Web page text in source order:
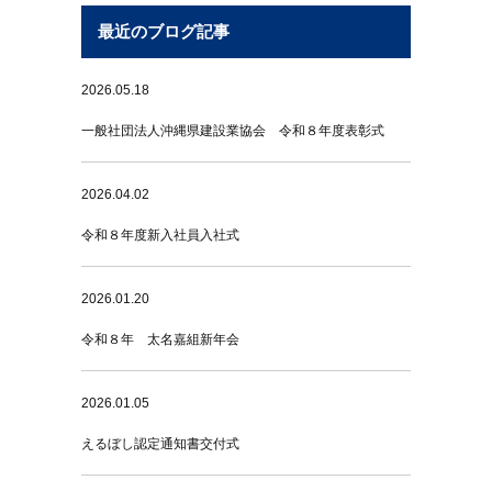
最近のブログ記事
2026.05.18
一般社団法人沖縄県建設業協会 令和８年度表彰式
2026.04.02
令和８年度新入社員入社式
2026.01.20
令和８年 太名嘉組新年会
2026.01.05
えるぼし認定通知書交付式